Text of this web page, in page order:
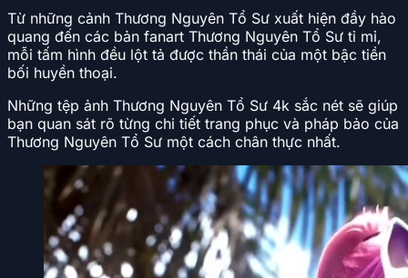
Từ những cảnh Thương Nguyên Tổ Sư xuất hiện đầy hào
quang đến các bản fanart Thương Nguyên Tổ Sư tỉ mỉ,
mỗi tấm hình đều lột tả được thần thái của một bậc tiền
bối huyền thoại.
Những tệp ảnh Thương Nguyên Tổ Sư 4k sắc nét sẽ giúp
bạn quan sát rõ từng chi tiết trang phục và pháp bảo của
Thương Nguyên Tổ Sư một cách chân thực nhất.